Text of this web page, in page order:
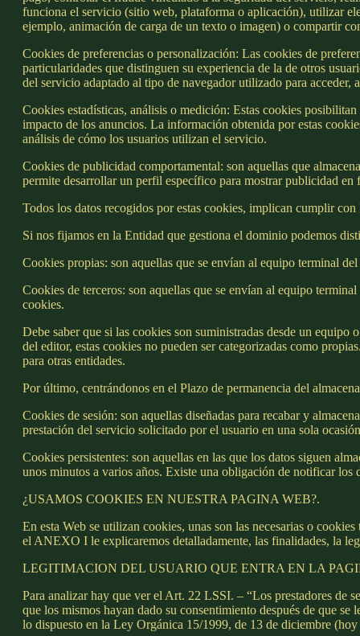
funciona el servicio (sitio web, plataforma o aplicación), utilizar
ejemplo, animación de carga de un texto o imagen) o compartir
Cookies de preferencias o personalización: Las cookies de
particularidades que distinguen su experiencia de la de otros
del servicio adaptado al tipo de navegador utilizado para acceder,
Cookies estadísticas, análisis o medición: Estas cookies
impacto de los anuncios. La información obtenida por estas
análisis de cómo los usuarios utilizan el servicio.
Cookies de publicidad comportamental: son aquellas que
permite desarrollar un perfil específico para mostrar publicidad
Todos los datos recogidos por estas cookies, implican cumplir
Si nos fijamos en la Entidad que gestiona el dominio podemos
Cookies propias: son aquellas que se envían al equipo terminal
Cookies de terceros: son aquellas que se envían al equipo
cookies.
Debe saber que si las cookies son suministradas desde un
del editor, estas cookies no pueden ser categorizadas como
para otras entidades.
Por último, centrándonos en el Plazo de permanencia del
Cookies de sesión: son aquellas diseñadas para recabar y
prestación del servicio solicitado por el usuario en una sola
Cookies persistentes: son aquellas en las que los datos siguen
unos minutos a varios años. Existe una obligación de notificar los
¿USAMOS COOKIES EN NUESTRA PAGINA WEB?.
En esta Web se utilizan cookies, unas son las necesarias o
el ANEXO I le explicaremos detalladamente, las finalidades, la
LEGITIMACION DEL USUARIO QUE ENTRA EN LA
Para analizar hay que ver el Art. 22 LSSI. – “Los prestadores de
que los mismos hayan dado su consentimiento después de que
lo dispuesto en la Ley Orgánica 15/1999, de 13 de diciembre